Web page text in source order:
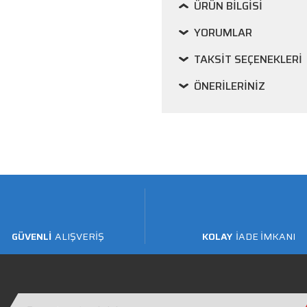
ÜRÜN BILGISI
YORUMLAR
TAKSIT SEÇENEKLERI
ÖNERILERINIZ
GÜVENLİ ALIŞVERİŞ KOLAY İADE İMKANI